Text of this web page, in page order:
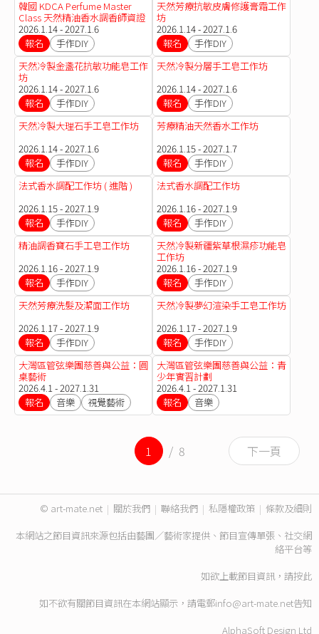
韓國 KDCA Perfume Master
Class 天然精油香水調香師資證
書課程
2026.1.14 - 2027.1.6
報名
手作DIY
天然芳療抗敏皮膚修護膏霜工作
坊
2026.1.14 - 2027.1.6
報名
手作DIY
天然冷製金盞花抗敏功能皂工作
坊
2026.1.14 - 2027.1.6
報名
手作DIY
天然冷製分層手工皂工作坊
2026.1.14 - 2027.1.6
報名
手作DIY
天然冷製大理石手工皂工作坊
2026.1.14 - 2027.1.6
報名
手作DIY
芳療精油天然香水工作坊
2026.1.15 - 2027.1.7
報名
手作DIY
法式香水調配工作坊 ( 進階 )
2026.1.15 - 2027.1.9
報名
手作DIY
法式香水調配工作坊
2026.1.16 - 2027.1.9
報名
手作DIY
精油調香寶石手工皂工作坊
2026.1.16 - 2027.1.9
報名
手作DIY
天然冷製新疆紫草根濕疹功能皂
工作坊
2026.1.16 - 2027.1.9
報名
手作DIY
天然芳療洗髮及潔面工作坊
2026.1.17 - 2027.1.9
報名
手作DIY
天然冷製夢幻渲染手工皂工作坊
2026.1.17 - 2027.1.9
報名
手作DIY
大灣區管弦樂團慈善與公益：圓
桌藝術
2026.4.1 - 2027.1.31
報名
音樂 視覺藝術
大灣區管弦樂團慈善與公益：青
少年實習計劃
2026.4.1 - 2027.1.31
報名
音樂
1 / 8 下一頁
© art-mate.net | 關於我們 | 聯絡我們 | 私隱權政策 | 條款及細則
本網站之節目資訊來源包括由藝團／藝術家提供、節目宣傳單張、社交網
絡平台等
如欲上載節目資訊，請按此
如不欲有關節目資訊在本網站顯示，請電郵info@art-mate.net告知
AlphaSoft Design Ltd